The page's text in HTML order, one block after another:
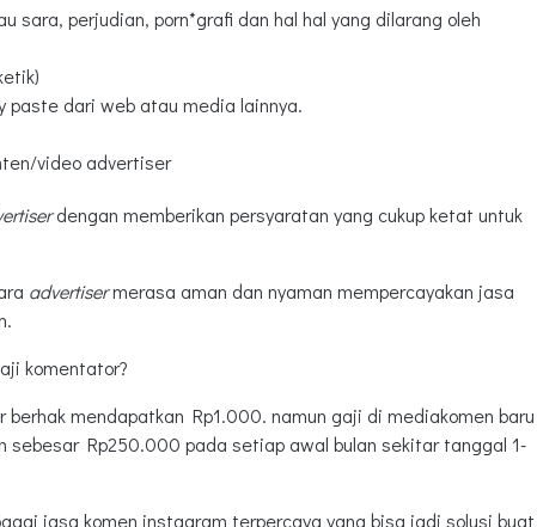
sara, perjudian, porn*grafi dan hal hal yang dilarang oleh
paste dari web atau media lainnya.
video advertiser
dengan memberikan persyaratan yang cukup ketat untuk
advertisermerasa aman dan nyaman mempercayakan jasa
komentator?
mendapatkan Rp1.000. namun gaji di mediakomen baru
sebesar Rp250.000 pada setiap awal bulan sekitar tanggal 1-
jasa komen instagram terpercaya yang bisa jadi solusi buat